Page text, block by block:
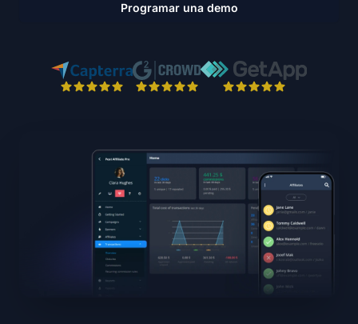
Programar una demo